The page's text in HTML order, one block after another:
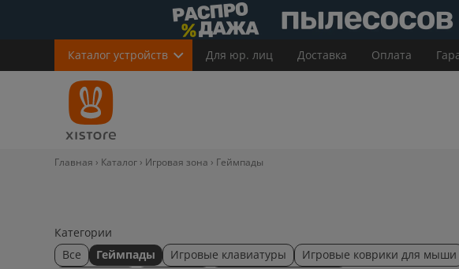
Каталог устройств Для юр. лиц Доставка Оплата
Главная Каталог Игровая зона Геймпады
Категории
Все
Геймпады Игровые клавиатуры Игровые коврики для мыши